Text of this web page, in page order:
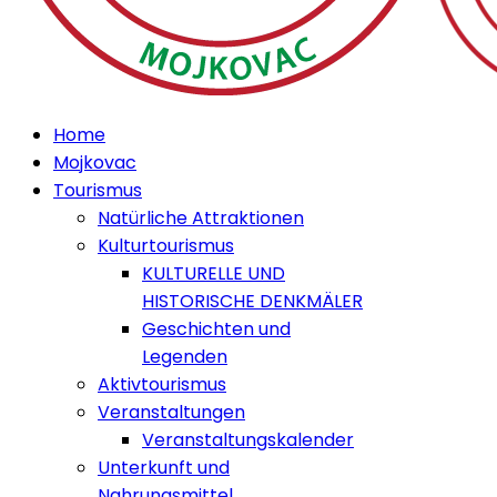
Home
Mojkovac
Tourismus
Natürliche Attraktionen
Kulturtourismus
KULTURELLE UND
HISTORISCHE DENKMÄLER
Geschichten und
Legenden
Aktivtourismus
Veranstaltungen
Veranstaltungskalender
Unterkunft und